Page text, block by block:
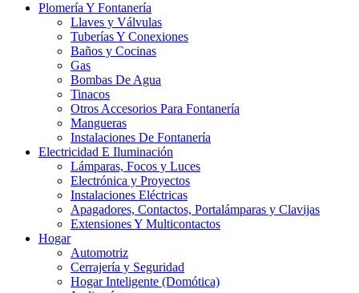
Plomería Y Fontanería
Llaves y Válvulas
Tuberías Y Conexiones
Baños y Cocinas
Gas
Bombas De Agua
Tinacos
Otros Accesorios Para Fontanería
Mangueras
Instalaciones De Fontanería
Electricidad E Iluminación
Lámparas, Focos y Luces
Electrónica y Proyectos
Instalaciones Eléctricas
Apagadores, Contactos, Portalámparas y Clavijas
Extensiones Y Multicontactos
Hogar
Automotriz
Cerrajería y Seguridad
Hogar Inteligente (Domótica)